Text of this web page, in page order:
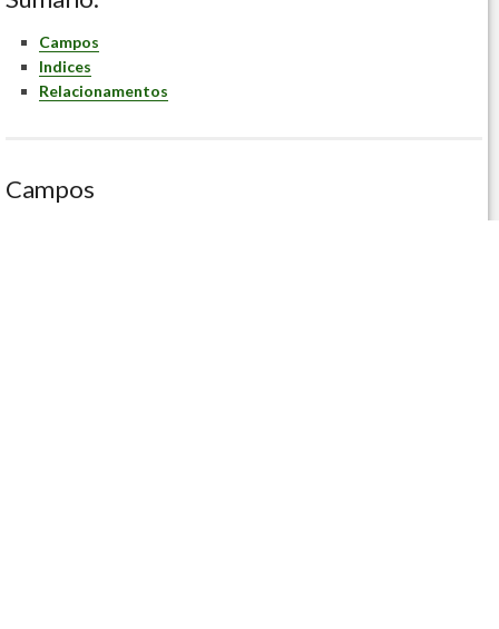
Campos
Indices
Relacionamentos
Campos